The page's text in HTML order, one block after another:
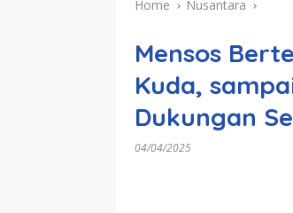
Home Nusantara
Mensos
Kuda,
Dukungan
04/04/2025